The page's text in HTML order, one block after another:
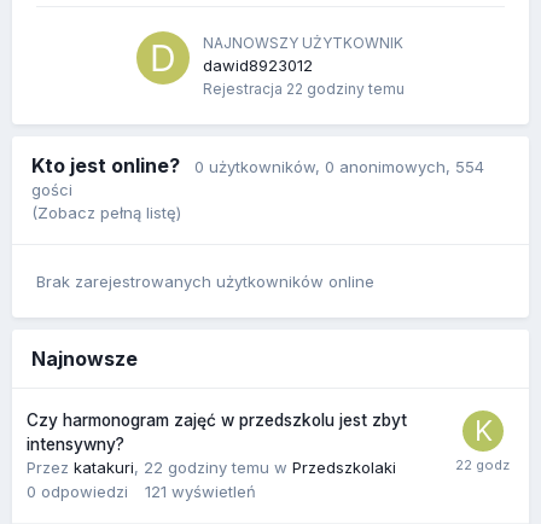
NAJNOWSZY UŻYTKOWNIK
dawid8923012
Rejestracja 22 godziny temu
Kto jest online? 0 użytkowników, 0 anonimowych, 554
gości
(Zobacz pełną listę)
Brak zarejestrowanych użytkowników online
Najnowsze
Czy harmonogram zajęć w przedszkolu jest zbyt
intensywny?
Przez katakuri, 22 godziny temu w Przedszkolaki
0 odpowiedzi 121 wyświetleń